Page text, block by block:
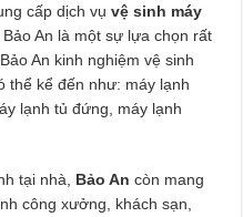
cấp dịch vụvệ sinh máy
An là một sự lựa chọn rất
An kinh nghiệm vệ sinh
thể kể đến như: máy lạnh
lạnh tủ đứng, máy lạnh
tại nhà, Bảo An còn mang
công xưởng, khách sạn,